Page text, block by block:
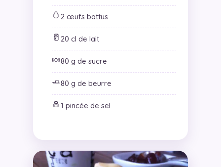
🥚 2 œufs battus
🥛 20 cl de lait
🍬80 g de sucre
🧈80 g de beurre
🧂 1 pincée de sel